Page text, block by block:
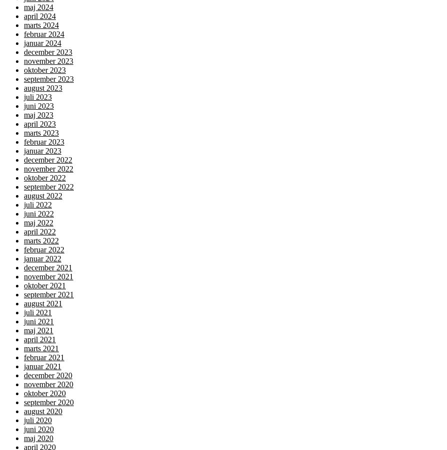
maj 2024
april 2024
marts 2024
februar 2024
januar 2024
december 2023
november 2023
oktober 2023
september 2023
august 2023
juli 2023
juni 2023
maj 2023
april 2023
marts 2023
februar 2023
januar 2023
december 2022
november 2022
oktober 2022
september 2022
august 2022
juli 2022
juni 2022
maj 2022
april 2022
marts 2022
februar 2022
januar 2022
december 2021
november 2021
oktober 2021
september 2021
august 2021
juli 2021
juni 2021
maj 2021
april 2021
marts 2021
februar 2021
januar 2021
december 2020
november 2020
oktober 2020
september 2020
august 2020
juli 2020
juni 2020
maj 2020
april 2020